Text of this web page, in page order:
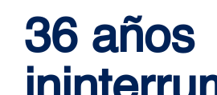
36 años